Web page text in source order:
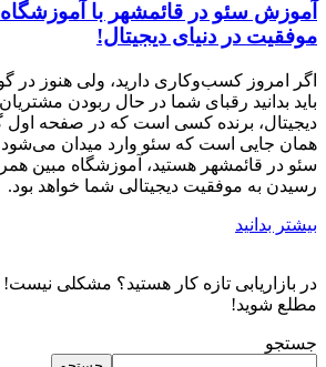
آموزش سئو در قائمشهر با
موفقیت در دنیای دیجیتال!
اگر امروز کسب‌وکاری دارید، ولی هنوز در
باید بدانید رقبای شما در حال ربودن
دیجیتال، برنده کسی است که در صفحه اول
همان جایی است که سئو وارد میدان می‌شود.
سئو در قائمشهر هستید، آموزشگاه مبین
رسیدن به موفقیت دیجیتالی شما خواهد بود.
بیشتر بدانید
در بازاریابی تازه کار هستید؟ مشکلی نیست!
مطلع شوید!
جستجو